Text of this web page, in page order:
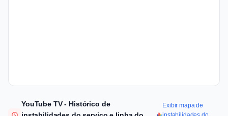
YouTube TV - Histórico de
Exibir mapa de